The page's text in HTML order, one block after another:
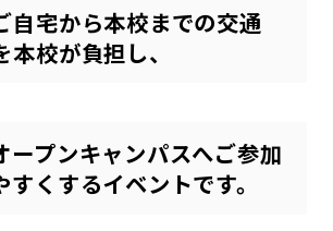
自宅から本校までの交通
校が負担し、
ープンキャンパスへご参加
すくするイベントです。